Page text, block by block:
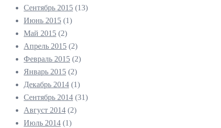
Сентябрь 2015 (13)
Июнь 2015 (1)
Май 2015 (2)
Апрель 2015 (2)
Февраль 2015 (2)
Январь 2015 (2)
Декабрь 2014 (1)
Сентябрь 2014 (31)
Август 2014 (2)
Июль 2014 (1)